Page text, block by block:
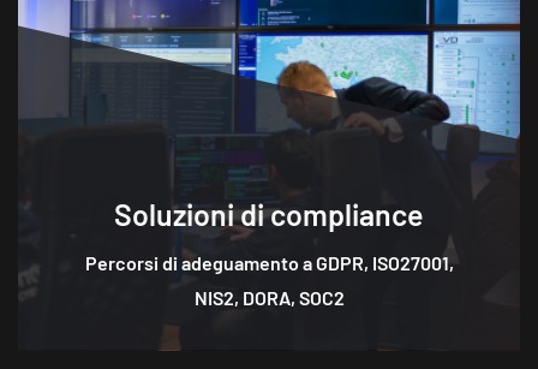
Soluzioni di compliance
Percorsi di adeguamento a GDPR, ISO27001,
NIS2, DORA, SOC2